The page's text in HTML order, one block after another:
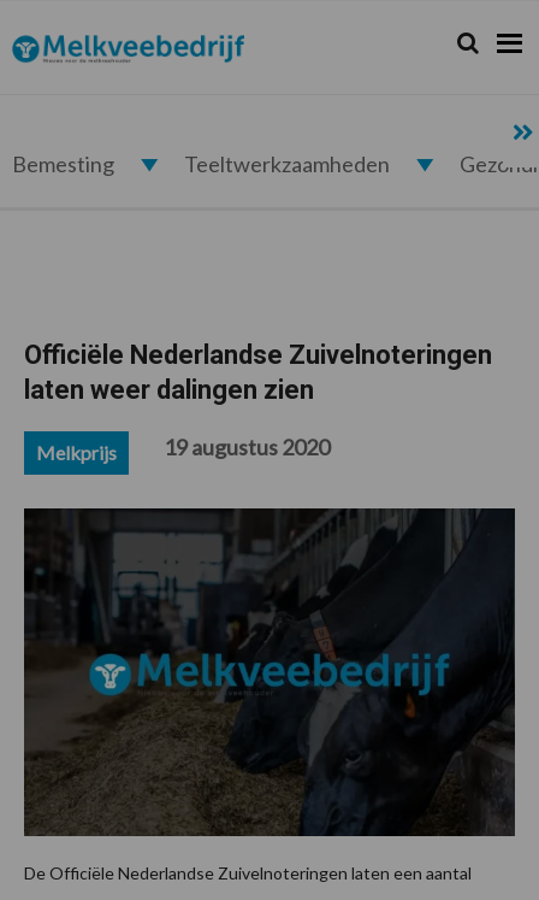
de
hoofdnavigatie
de
hoofd
de
eerste
de
voettekst
Melkveebedrijf.nl Zoeken...
Zoek
Bemesting Teeltwerkzaamheden
Officiële Nederlandse Zuivelnoteringen
laten weer dalingen zien
Melkprijs 19 augustus 2020
De Officiële Nederlandse Zuivelnoteringen laten een aantal